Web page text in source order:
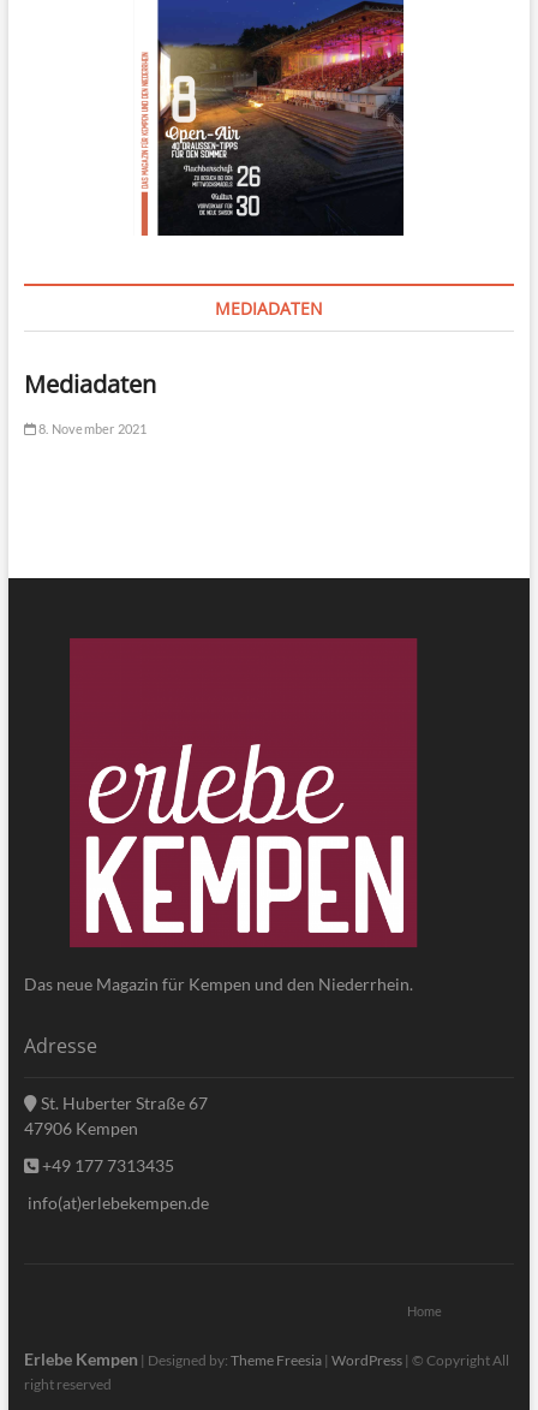
MEDIADATEN
Mediadaten
8. November 2021
Das neue Magazin für Kempen und den Niederrhein.
Adresse
St. Huberter Straße 67
47906 Kempen
+49 177 7313435
info(at)erlebekempen.de
Home
Erlebe Kempen | Designed by: Theme Freesia| WordPress| © Copyright All
right reserved